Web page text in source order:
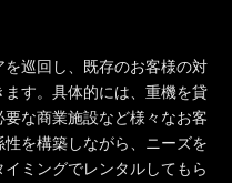
巡回し、既存のお客様の対
す。具体的には、重機を貸
な商業施設など様々なお客
を構築しながら、ニーズを
ミングでレンタルしてもら